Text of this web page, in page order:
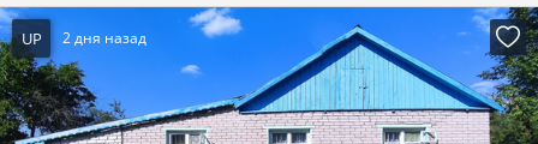
UP 2 дня назад